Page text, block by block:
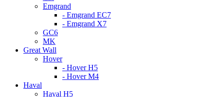
Emgrand
- Emgrand EC7
- Emgrand X7
GC6
MK
Great Wall
Hover
- Hover H5
- Hover M4
Haval
Haval H5